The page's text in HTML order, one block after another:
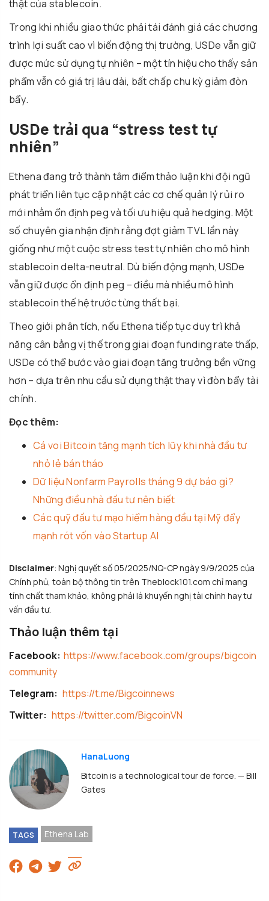
thật của stablecoin.
Trong khi nhiều giao thức phải tái đánh giá các chương
trình lợi suất cao vì biến động thị trường, USDe vẫn giữ
được mức sử dụng tự nhiên – một tín hiệu cho thấy sản
phẩm vẫn có giá trị lâu dài, bất chấp chu kỳ giảm đòn
bẩy.
USDe trải qua “stress test tự
nhiên”
Ethena đang trở thành tâm điểm thảo luận khi đội ngũ
phát triển liên tục cập nhật các cơ chế quản lý rủi ro
mới nhằm ổn định peg và tối ưu hiệu quả hedging. Một
số chuyên gia nhận định rằng đợt giảm TVL lần này
giống như một cuộc stress test tự nhiên cho mô hình
stablecoin delta-neutral. Dù biến động mạnh, USDe
vẫn giữ được ổn định peg – điều mà nhiều mô hình
stablecoin thế hệ trước từng thất bại.
Theo giới phân tích, nếu Ethena tiếp tục duy trì khả
năng cân bằng vị thế trong giai đoạn funding rate thấp,
USDe có thể bước vào giai đoạn tăng trưởng bền vững
hơn – dựa trên nhu cầu sử dụng thật thay vì đòn bẩy tài
chính.
Đọc thêm:
Cá voi Bitcoin tăng mạnh tích lũy khi nhà đầu tư
nhỏ lẻ bán tháo
Dữ liệu Nonfarm Payrolls tháng 9 dự báo gì?
Những điều nhà đầu tư nên biết
Các quỹ đầu tư mạo hiểm hàng đầu tại Mỹ đẩy
mạnh rót vốn vào Startup AI
Disclaimer: Nghị quyết số 05/2025/NQ-CP ngày 9/9/2025 của
Chính phủ, toàn bộ thông tin trên Theblock101.com chỉ mang
tính chất tham khảo, không phải là khuyến nghị tài chính hay tư
vấn đầu tư.
Thảo luận thêm tại
Facebook: https://www.facebook.com/groups/bigcoin
community
Telegram: https://t.me/Bigcoinnews
Twitter: https://twitter.com/BigcoinVN
HanaLuong
Bitcoin is a technological tour de force. — Bill
Gates
TAGS Ethena Lab